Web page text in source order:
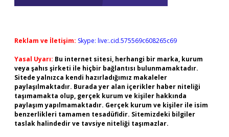
Reklam ve İletişim: Skype: live:.cid.575569c608265c69
Yasal Uyarı: Bu internet sitesi, herhangi bir marka, kurum
veya şahıs şirketi ile hiçbir bağlantısı bulunmamaktadır.
Sitede yalnızca kendi hazırladığımız makaleler
paylaşılmaktadır. Burada yer alan içerikler haber niteliği
taşımamakta olup, gerçek kurum ve kişiler hakkında
paylaşım yapılmamaktadır. Gerçek kurum ve kişiler ile isim
benzerlikleri tamamen tesadüfidir. Sitemizdeki bilgiler
taslak halindedir ve tavsiye niteliği taşımazlar.